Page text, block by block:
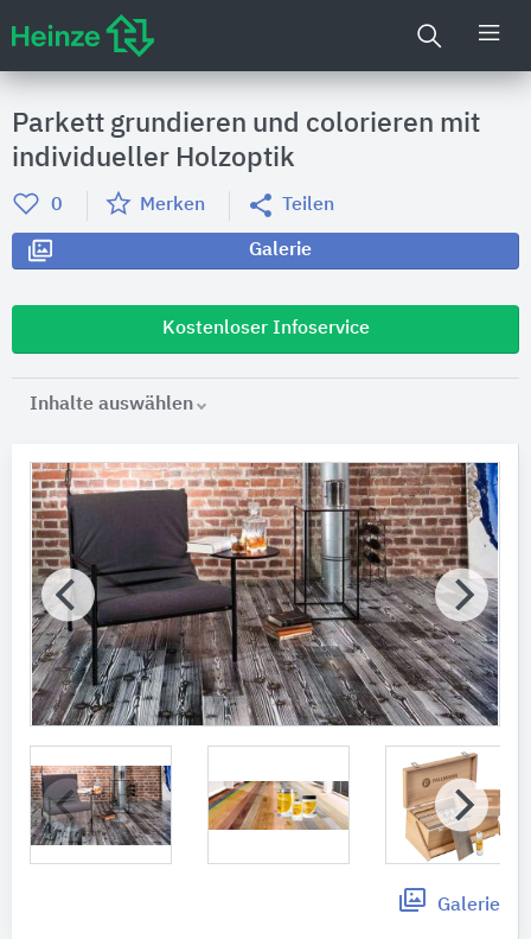
Parkett grundieren und colorieren mit
individueller Holzoptik
0 Merken Teilen
Galerie
Kostenloser Infoservice
Inhalte auswählen
Galerie